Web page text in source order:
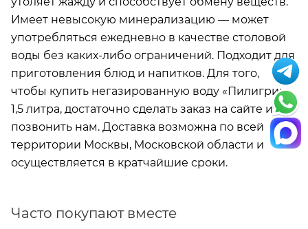
Имеет невысокую минерализацию — может
употребляться ежедневно в качестве столовой
воды без каких-либо ограничений. Подходит для
приготовления блюд и напитков. Для того,
чтобы купить негазированную воду «Пилигрим»
1,5 литра, достаточно сделать заказ на сайте или
позвонить нам. Доставка возможна по всей
территории Москвы, Московской области и
осуществляется в кратчайшие сроки.
Часто покупают вместе